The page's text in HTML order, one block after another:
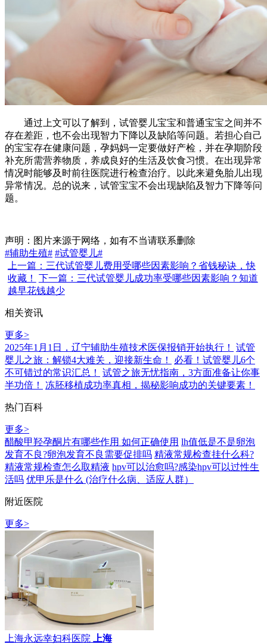
通过上文可以了解到，试管婴儿宝宝和普通宝宝之间并不
存在差距，也不会出现智力下降以及缺陷等问题。若担心自己
的宝宝存在健康问题，孕妈妈一定要做好产检，并在孕期阶段
补充所需营养物质，养成良好的生活及饮食习惯。在出现异常
情况时能够及时前往医院进行检查治疗。以此来避免胎儿出现
异常情况。总的说来，试管宝宝不会出现缺陷及智力下降等问
题。
声明：图片来源于网络，如有不当请联系删除
#辅助生殖# #试管婴儿#
上一篇：三代试管婴儿费用受哪些因素影响？省钱秘诀，快
收藏！
下一篇：三代试管婴儿成功率受哪些因素影响？知道
越早花钱越少
相关资讯
更多>
2025年1月1日，辽宁辅助生殖技术医保报销开始执行！
试管
婴儿之旅：解锁4大难关，迎接新生命！
必看！试管婴儿6个
不可错过的常识汇总！
试管之旅无忧指南，3方面准备让你事
半功倍！
冻胚移植成功率真相，揭秘影响成功的关键要素！
热门百科
更多>
醋酸甲羟孕酮片有哪些作用 如何正确使用 lh值低是不是卵泡
发育不良?卵泡发育不良需要促排吗 精液常规检查挂什么科?
精液常规检查怎么取精液 hpv可以治愈吗?感染hpv可以过性生
活吗 优甲乐是什么 (治疗什么病、适应人群）
附近医院
更多>
上海永远幸妇科医院 上海